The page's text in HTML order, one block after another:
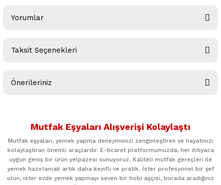
Yorumlar
Taksit Seçenekleri
Önerileriniz
kullanarak tarafımıza iletebilirsiniz.
Ürün resmi kalitesiz, bozuk veya görüntülenemiyor.
Ürün açıklamasında eksik bilgiler bulunuyor.
Mutfak Eşyaları Alışverişi Kolaylaştı
Mutfak eşyaları, yemek yapma deneyiminizi zenginleştiren ve hayatınızı
kolaylaştıran önemli araçlardır. E-ticaret platformumuzda, her ihtiyaca
uygun geniş bir ürün yelpazesi sunuyoruz. Kaliteli mutfak gereçleri ile
yemek hazırlamak artık daha keyifli ve pratik. İster profesyonel bir şef
olun, ister evde yemek yapmayı seven bir hobi aşçısı, burada aradığınız